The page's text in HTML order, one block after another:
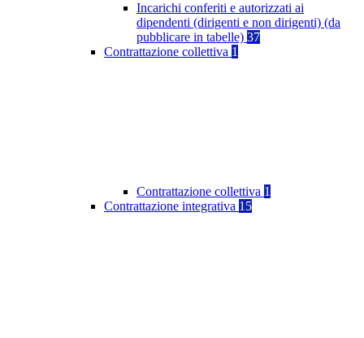
Incarichi conferiti e autorizzati ai
dipendenti (dirigenti e non dirigenti) (da
pubblicare in tabelle) 37
Contrattazione collettiva 1
Contrattazione collettiva 1
Contrattazione integrativa 15